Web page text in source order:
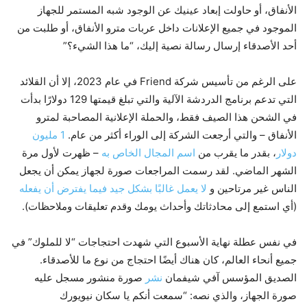
الأنفاق، أو حاولت إبعاد عينيك عن الوجود شبه المستمر للجهاز
الموجود في جميع الإعلانات داخل عربات مترو الأنفاق، أو طلبت من
أحد الأصدقاء إرسال رسالة نصية إليك، “ما هذا الشيء؟”
على الرغم من تأسيس شركة Friend في عام 2023، إلا أن القلائد
التي تدعم برنامج الدردشة الآلية والتي تبلغ قيمتها 129 دولارًا بدأت
في الشحن هذا الصيف فقط، والحملة الإعلانية المصاحبة لمترو
الأنفاق – والتي أرجعت الشركة إلى الوراء أكثر من عام.
1 مليون
دولار ، بقدر ما يقرب من اسم المجال الخاص به – ظهرت لأول مرة
الشهر الماضي. لقد رسمت المراجعات صورة لجهاز يمكن أن يجعل
الناس غير مرتاحين و لا يعمل غالبًا بشكل جيد فيما يفترض أن يفعله
(أي استمع إلى محادثاتك وأحداث يومك وقدم تعليقات وملاحظات).
في نفس عطلة نهاية الأسبوع التي شهدت احتجاجات “لا للملوك” في
جميع أنحاء العالم، كان هناك أيضًا احتجاج من نوع ما للأصدقاء.
الصديق المؤسس آفي شيفمان نشر صورة منشور مسجل عليه
صورة الجهاز، والذي نصه: “سمعت أنكم يا سكان نيويورك